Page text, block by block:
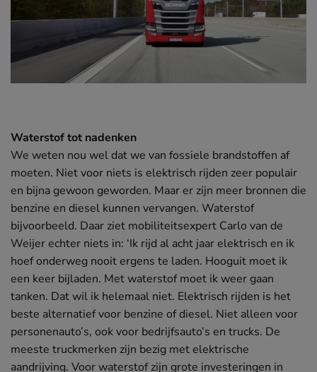
Waterstof tot nadenken
We weten nou wel dat we van fossiele brandstoffen af
moeten. Niet voor niets is elektrisch rijden zeer populair
en bijna gewoon geworden. Maar er zijn meer bronnen die
benzine en diesel kunnen vervangen. Waterstof
bijvoorbeeld. Daar ziet mobiliteitsexpert Carlo van de
Weijer echter niets in: ‘Ik rijd al acht jaar elektrisch en ik
hoef onderweg nooit ergens te laden. Hooguit moet ik
een keer bijladen. Met waterstof moet ik weer gaan
tanken. Dat wil ik helemaal niet. Elektrisch rijden is het
beste alternatief voor benzine of diesel. Niet alleen voor
personenauto’s, ook voor bedrijfsauto’s en trucks. De
meeste truckmerken zijn bezig met elektrische
aandrijving. Voor waterstof zijn grote investeringen in